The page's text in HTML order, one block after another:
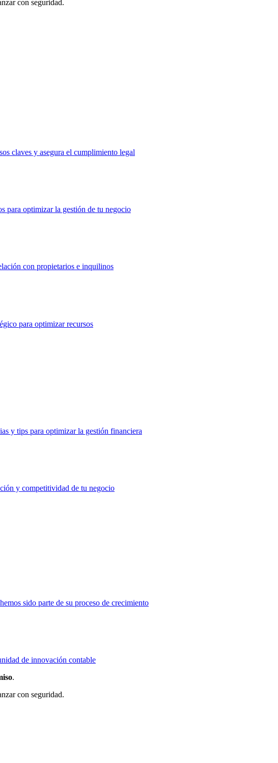
con seguridad.
claves y asegura el cumplimiento legal
para optimizar la gestión de tu negocio
con propietarios e inquilinos
para optimizar recursos
y tips para optimizar la gestión financiera
y competitividad de tu negocio
sido parte de su proceso de crecimiento
de innovación contable
.
con seguridad.